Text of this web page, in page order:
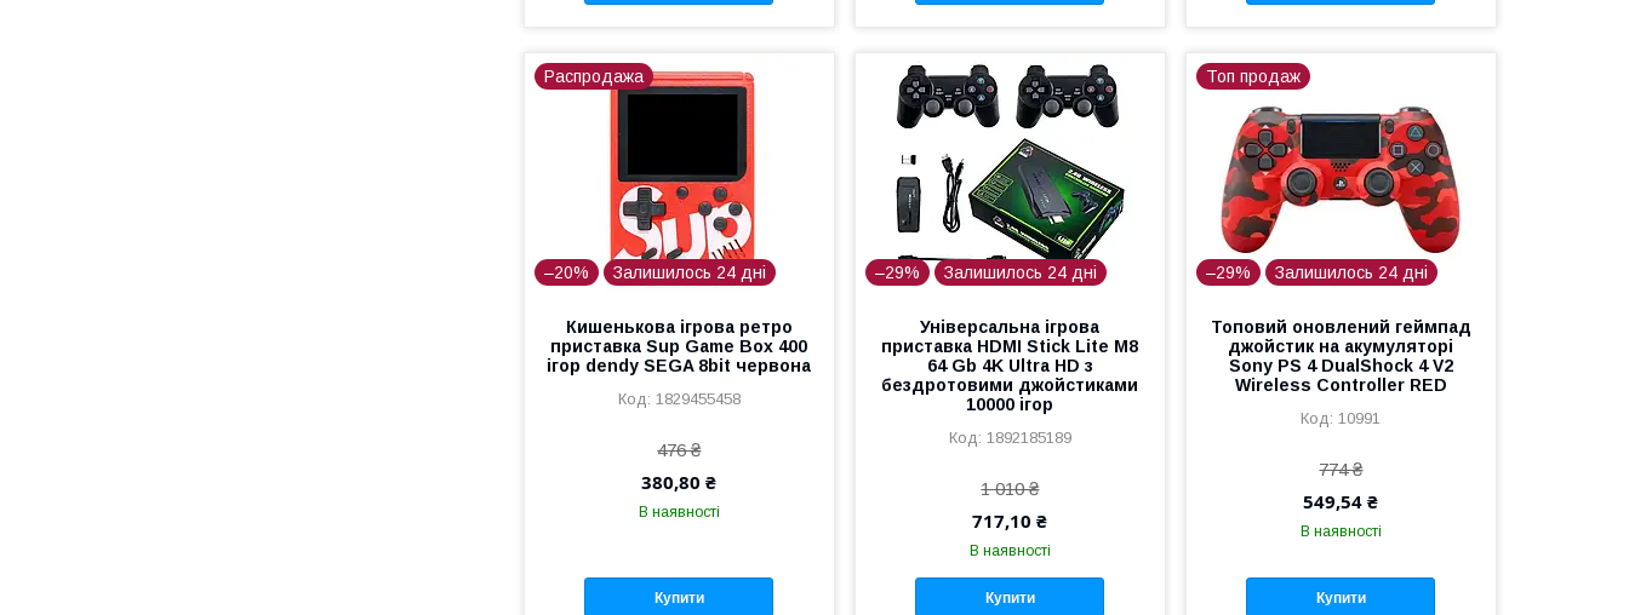
Распродажа
–20% Залишилось 24 дні
Кишенькова ігрова ретро
приставка Sup Game Box 400
ігор dendy SEGA 8bit червона
1829455458
476 ₴
380,80 ₴
В наявності
Купити
–29% Залишилось 24 дні
Універсальна ігрова
приставка HDMI Stick Lite M8
64 Gb 4K Ultra HD з
бездротовими джойстиками
10000 ігор
1892185189
1 010 ₴
717,10 ₴
В наявності
Купити
Топ продаж
–29% Залишилось 24 дні
Топовий оновлений геймпад
джойстик на акумуляторі
Sony PS 4 DualShock 4 V2
Wireless Controller RED
10991
774 ₴
549,54 ₴
В наявності
Купити